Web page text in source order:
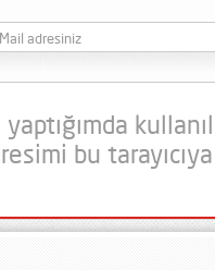
Mail adresiniz
bu